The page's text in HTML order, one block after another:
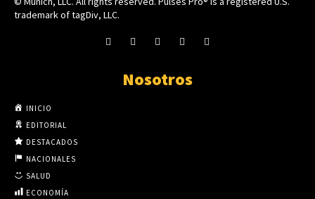
trademark of tagDiv, LLC.
Nosotros
INICIO
EDITORIAL
DESTACADOS
NACIONALES
SALUD
ECONOMÍA